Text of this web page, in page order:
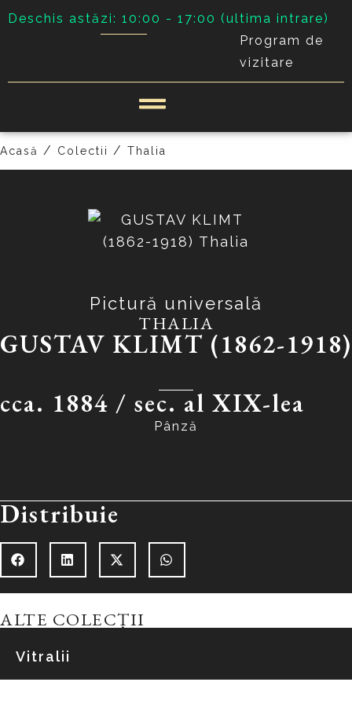
Deschis astăzi: 10:00 - 17:00 (ultima intrare)
Program de
vizitare
Acasă / Colectii / Thalia
Pictură universală
THALIA
GUSTAV KLIMT (1862-1918)
cca. 1884 / sec. al XIX-lea
Pânză
Distribuie
ALTE COLECȚII
Vitralii
PRECEDENT URMĂTOR